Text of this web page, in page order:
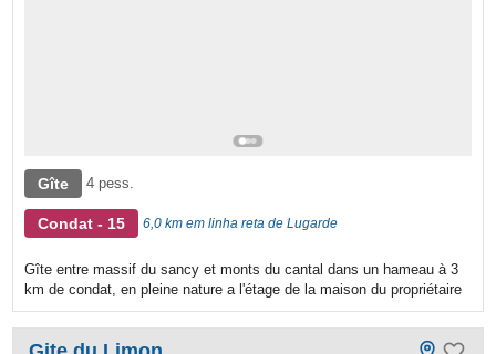
Gîte 4 pess.
Condat - 15 6,0 km em linha reta de Lugarde
Gîte entre massif du sancy et monts du cantal dans un hameau à 3
km de condat, en pleine nature a l'étage de la maison du propriétaire